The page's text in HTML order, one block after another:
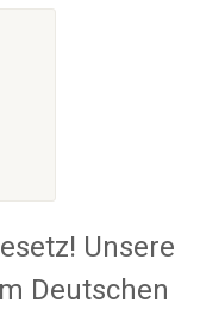
Unsere
Deutschen